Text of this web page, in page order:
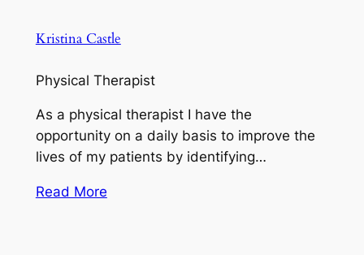
Kristina Castle
Physical Therapist
As a physical therapist I have the
opportunity on a daily basis to improve the
lives of my patients by identifying…
Read More